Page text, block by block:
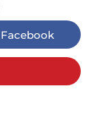
Facebook